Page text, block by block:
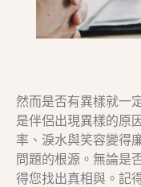
然而是否有異樣就一
是伴侶出現異樣的原
率、淚水與笑容變得
問題的根源。無論是
得您找出真相與。記